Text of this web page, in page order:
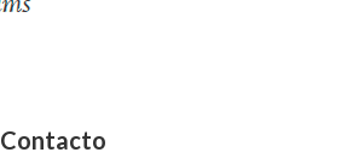
Contacto